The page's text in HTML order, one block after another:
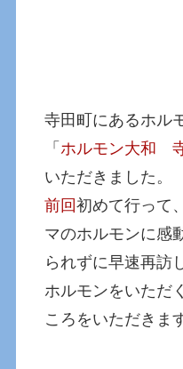
寺田町にあるホル
「 ホルモン大和
いただきました。
前回初めて行って
マのホルモンに感
られずに早速再訪
ホルモンをいただ
ころをいただきま